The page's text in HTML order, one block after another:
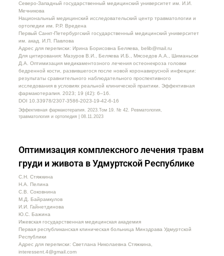
Северо-Западный государственный медицинский университет им. И.И.
Мечникова
Национальный медицинский исследовательский центр травматологии и
ортопедии им. Р.Р. Вредена
Первый Санкт-Петербургский государственный медицинский университет
им. акад. И.П. Павлова
Адрес для переписки: Ирина Борисовна Беляева, belib@mail.ru
Для цитирования: Мазуров В.И., Беляева И.Б., Мясоедов А.А., Шиманьски
Д.А. Оптимизация медикаментозного лечения остеонекроза головки
бедренной кости, развившегося после новой коронавирусной инфекции:
результаты сравнительного наблюдательного проспективного
исследования в условиях реальной клинической практики. Эффективная
фармакотерапия. 2023; 19 (42): 6–16.
DOI 10.33978/2307-3586-2023-19-42-6-16
Эффективная фармакотерапия. 2023.Том 19. № 42. Ревматология,
травматология и ортопедия | 08.11.2023
Оптимизация комплексного лечения травм
груди и живота в Удмуртской Республике
С.Н. Стяжкина
Н.А. Пелина
С.В. Соковнина
М.Д. Байрамкулов
И.И. Гайнетдинова
Ю.С. Бажина
Ижевская государственная медицинская академия
Первая республиканская клиническая больница Минздрава Удмуртской
Республики
Адрес для переписки: Светлана Николаевна Стяжкина,
interessent.4@gmail.com